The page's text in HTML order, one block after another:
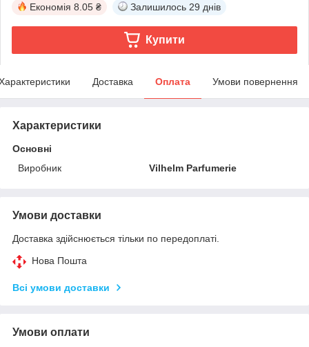
Економія 8.05 ₴ Залишилось 29 днів
Купити
Доставка Оплата Умови повернення
Характеристики
Основні
Виробник
Vilhelm Parfumerie
Умови доставки
Доставка здійснюється тільки по передоплаті.
Нова Пошта
Всі умови доставки
Умови оплати